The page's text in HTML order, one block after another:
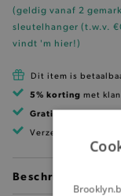
(geldig vanaf 2
sleutelhanger (t.w.v.
vindt 'm hier!)
Dit item is
5% korting met
Gratis verzending
Verzending binnen
Beschrijving